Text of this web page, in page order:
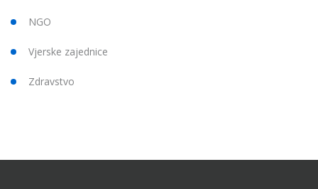
NGO
Vjerske zajednice
Zdravstvo